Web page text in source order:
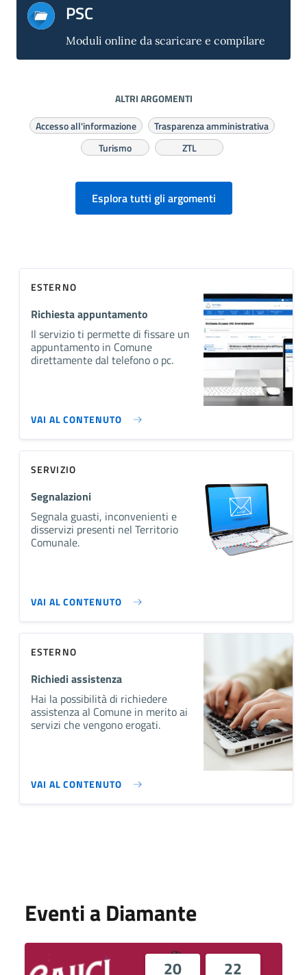
PSC
Moduli online da scaricare e compilare
ALTRI ARGOMENTI
Accesso all'informazione
Trasparenza amministrativa
Turismo
ZTL
Esplora tutti gli argomenti
ESTERNO
Richiesta appuntamento
Il servizio ti permette di fissare un
appuntamento in Comune
direttamente dal telefono o pc.
VAI AL CONTENUTO
SERVIZIO
Segnalazioni
Segnala guasti, inconvenienti e
disservizi presenti nel Territorio
Comunale.
VAI AL CONTENUTO
ESTERNO
Richiedi assistenza
Hai la possibilità di richiedere
assistenza al Comune in merito ai
servizi che vengono erogati.
VAI AL CONTENUTO
Eventi a Diamante
20 22